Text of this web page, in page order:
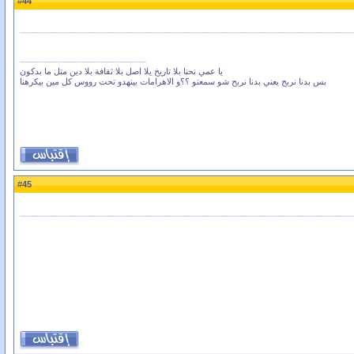
يا عمي نحنا بلا تاريخ يلا اصل بلا ثقافة بلا دين متل ما بدكون
بس بدنا نربح يعني بدنا نربح شو سمعتو ؟؟و الاهرامات بينهدو تحت رووس كل مين بيكرهنا
#
45